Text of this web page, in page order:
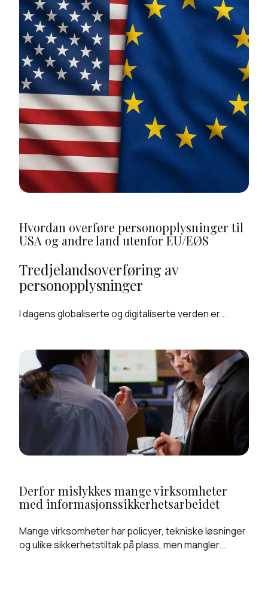
Hvordan overføre personopplysninger til
USA og andre land utenfor EU/EØS
Tredjelands­overføring av
personopplysninger
I dagens globaliserte og digitaliserte verden er...
Derfor mislykkes mange virksomheter
med informasjonssikkerhetsarbeidet
Mange virksomheter har policyer, tekniske løsninger
og ulike sikkerhetstiltak på plass, men mangler...